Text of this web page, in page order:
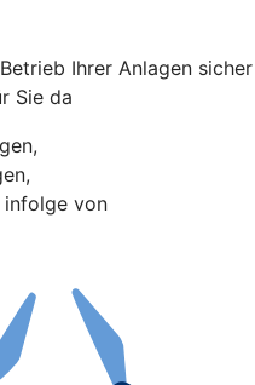
Ihrer Anlagen sicher
Sie da
von